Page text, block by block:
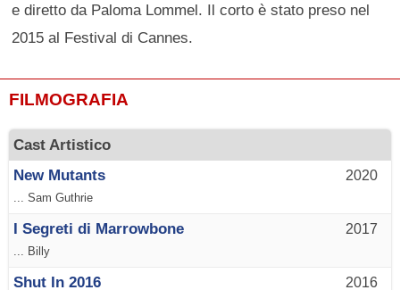
e diretto da Paloma Lommel. Il corto è stato preso nel
2015 al Festival di Cannes.
FILMOGRAFIA
Cast Artistico
2020
New Mutants
... Sam Guthrie
2017
I Segreti di Marrowbone
... Billy
2016
Shut In 2016